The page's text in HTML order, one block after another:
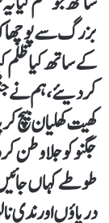
بزرگ سے پوچھا
کے ساتھ کیا ظلم
کر دیئے، ہم نے
کھیت کھلیان
جگنو کو جلاوطن
طوطے کہاں
دریاؤں اور ندی